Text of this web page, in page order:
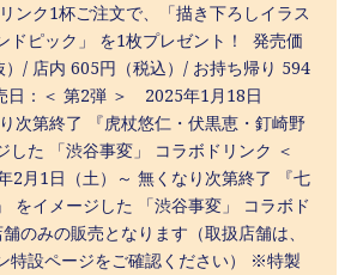
ンク1杯ご注文で、「描き下ろしイラス
ドピック」 を1枚プレゼント！ 発売価
/ 店内 605円（税込）/ お持ち帰り 594
日：＜ 第2弾 ＞ 2025年1月18日
り次第終了 『虎杖悠仁・伏黒恵・釘崎野
した 「渋谷事変」 コラボドリンク ＜
月1日（土）～ 無くなり次第終了 『七
をイメージした 「渋谷事変」 コラボド
のみの販売となります（取扱店舗は、
特設ページをご確認ください） ※特製